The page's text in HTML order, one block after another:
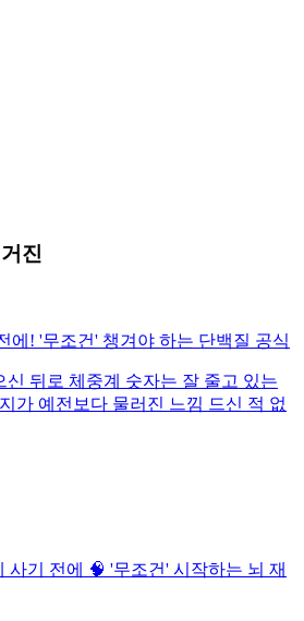
진
에! '무조건' 챙겨야 하는 단백질 공식
신 뒤로 체중계 숫자는 잘 줄고 있는
가 예전보다 물러진 느낌 드신 적 없
사기 전에 🧠 '무조건' 시작하는 뇌 재